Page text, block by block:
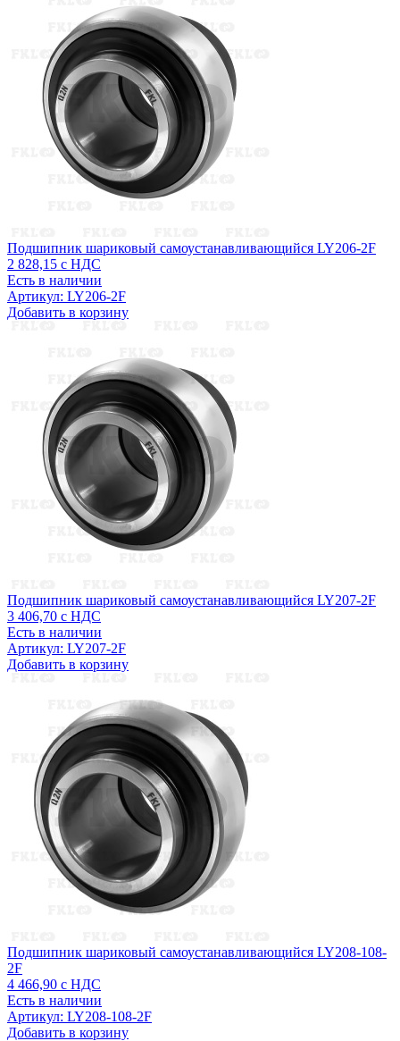
Подшипник шариковый самоустанавливающийся LY206-2F
2 828,15 с НДС
Есть в наличии
Артикул: LY206-2F
Добавить в корзину
Подшипник шариковый самоустанавливающийся LY207-2F
3 406,70 с НДС
Есть в наличии
Артикул: LY207-2F
Добавить в корзину
Подшипник шариковый самоустанавливающийся LY208-108-
2F
4 466,90 с НДС
Есть в наличии
Артикул: LY208-108-2F
Добавить в корзину